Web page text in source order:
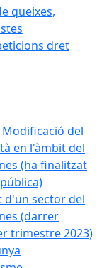
queixes,
dret
del
en l'àmbit del
(ha finalitzat
d'un sector del
(darrer
trimestre 2023)